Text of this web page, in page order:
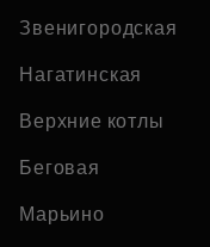
Звенигородская
Нагатинская
Верхние котлы
Беговая
Марьино